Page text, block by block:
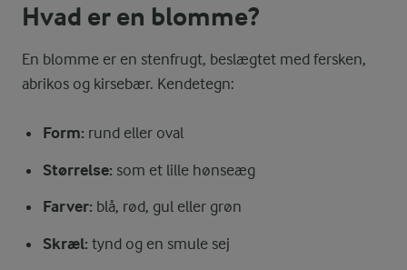
Hvad er en blomme?
En blomme er en stenfrugt, beslægtet med fersken,
abrikos og kirsebær. Kendetegn:
Form: rund eller oval
Størrelse: som et lille hønseæg
Farver: blå, rød, gul eller grøn
Skræl: tynd og en smule sej